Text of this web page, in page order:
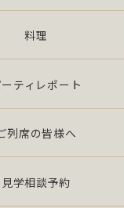
、厳正な管理
Q 15001：
法（平成 17
）」及び社団
指針、その他
料理
ティレポート
列席の皆様へ
見学相談予約